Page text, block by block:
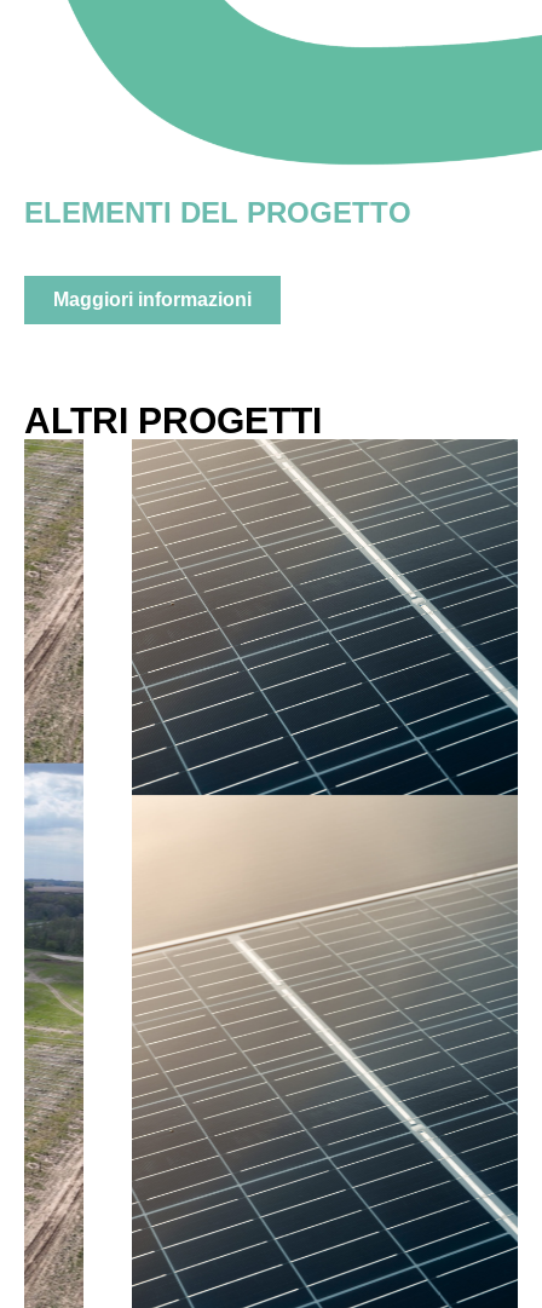
ELEMENTI DEL PROGETTO
Maggiori informazioni
ALTRI PROGETTI